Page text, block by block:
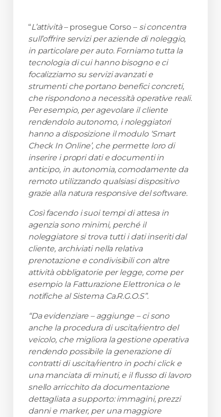
“L’attività– prosegue Corso –si concentra
sull’offrire servizi per aziende di noleggio,
in particolare per auto. Forniamo tutta la
tecnologia di cui hanno bisogno e ci
focalizziamo su servizi avanzati e
strumenti che portano benefici concreti,
che rispondono a necessità operative reali.
Per esempio, per agevolare il cliente
rendendolo autonomo, i noleggiatori
hanno a disposizione il modulo ‘Smart
Check In Online’, che permette loro di
inserire i propri dati e documenti in
anticipo, in autonomia, comodamente da
remoto utilizzando qualsiasi dispositivo
grazie alla natura responsive del software.
Così facendo i suoi tempi di attesa in
agenzia sono minimi, perché il
noleggiatore si trova tutti i dati inseriti dal
cliente, archiviati nella relativa
prenotazione e condivisibili con altre
attività obbligatorie per legge, come per
esempio la Fatturazione Elettronica o le
notifiche al Sistema Ca.R.G.O.S”.
“Da evidenziare – aggiunge – ci sono
anche la procedura di uscita/rientro del
veicolo, che migliora la gestione operativa
rendendo possibile la generazione di
contratti di uscita/rientro in pochi click e
una manciata di minuti, e il flusso di lavoro
snello arricchito da documentazione
dettagliata a supporto: immagini, prezzi
danni e marker, per una maggiore